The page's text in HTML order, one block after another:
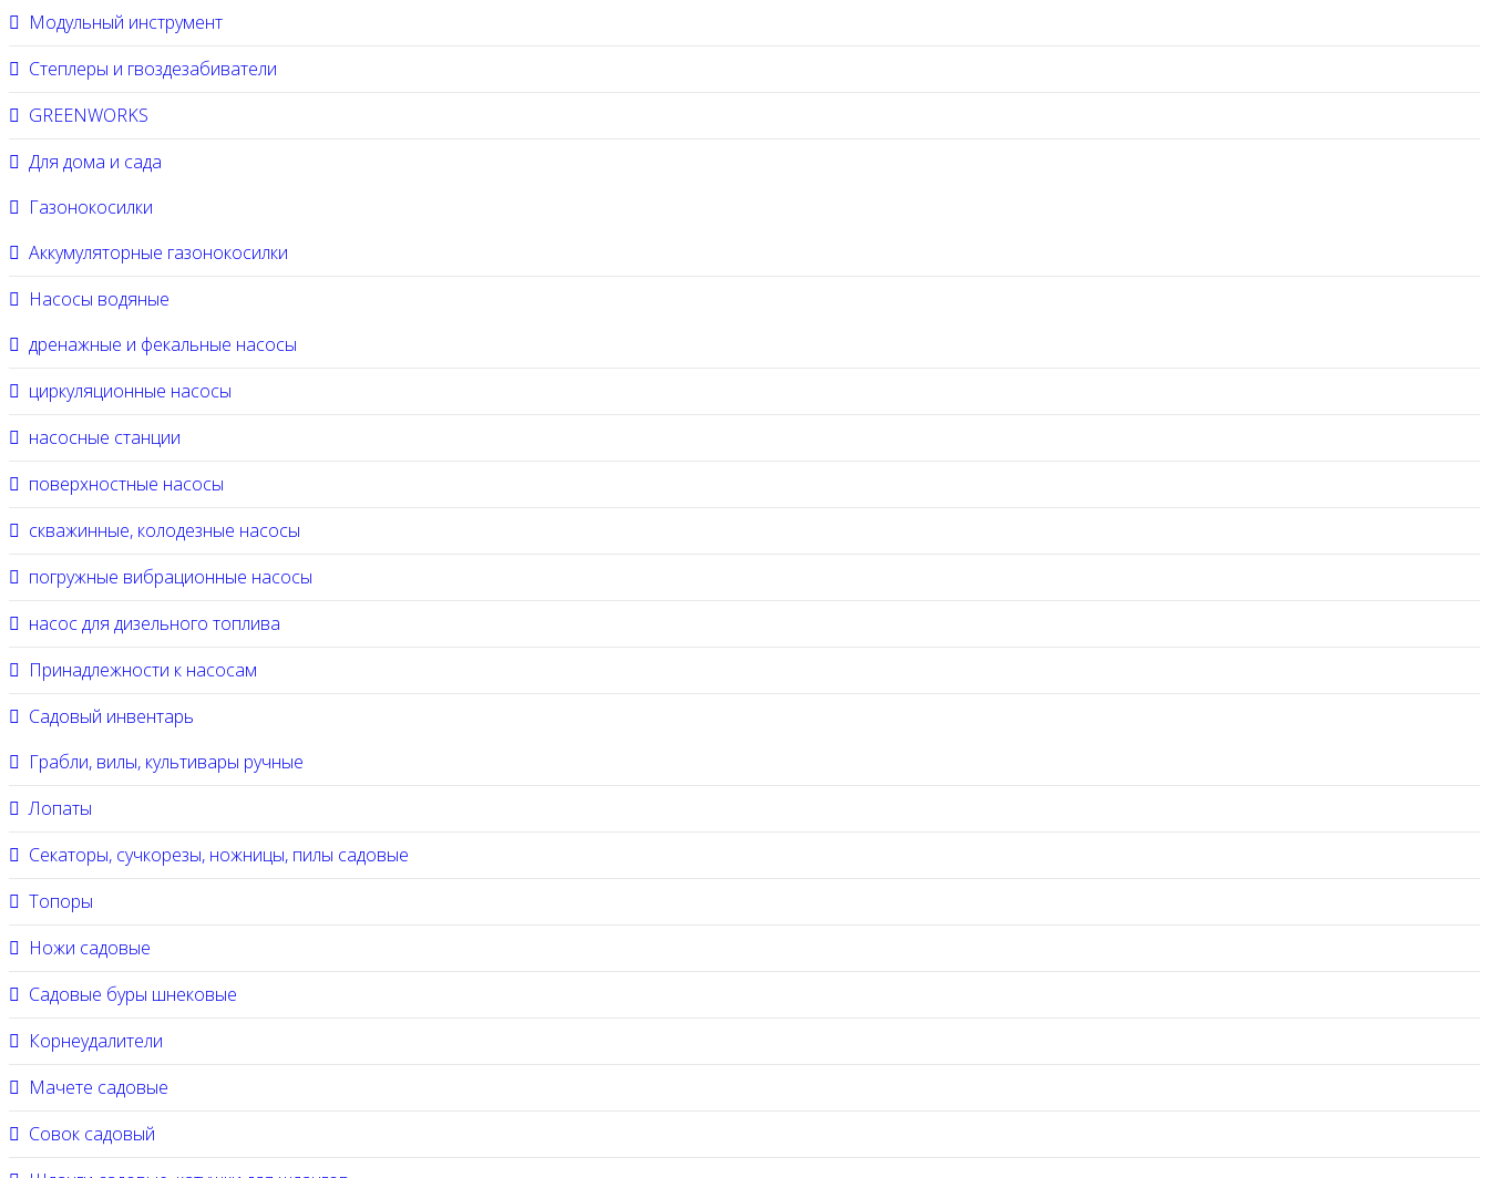
Модульный инструмент
Степлеры и гвоздезабиватели
GREENWORKS
Для дома и сада
Газонокосилки
Аккумуляторные газонокосилки
Насосы водяные
дренажные и фекальные насосы
циркуляционные насосы
насосные станции
поверхностные насосы
скважинные, колодезные насосы
погружные вибрационные насосы
насос для дизельного топлива
Принадлежности к насосам
Садовый инвентарь
Грабли, вилы, культивары ручные
Лопаты
Секаторы, сучкорезы, ножницы, пилы садовые
Топоры
Ножи садовые
Садовые буры шнековые
Корнеудалители
Мачете садовые
Совок садовый